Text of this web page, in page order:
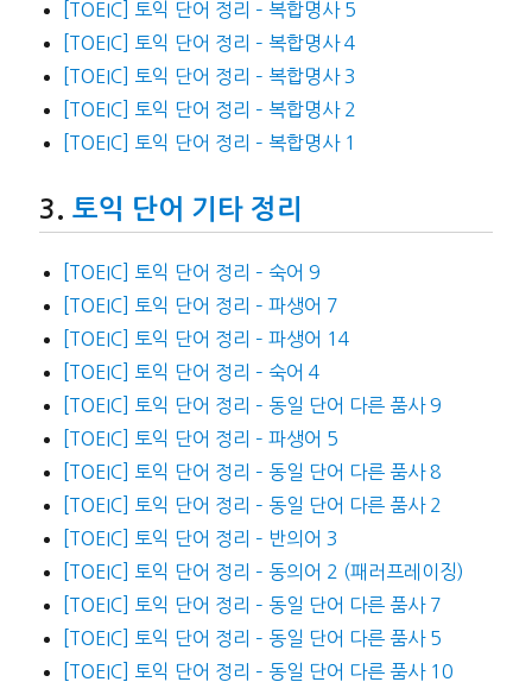
[TOEIC] 토익 단어 정리 – 복합명사 5
[TOEIC] 토익 단어 정리 – 복합명사 4
[TOEIC] 토익 단어 정리 – 복합명사 3
[TOEIC] 토익 단어 정리 – 복합명사 2
[TOEIC] 토익 단어 정리 – 복합명사 1
토익 단어 기타 정리
[TOEIC] 토익 단어 정리 – 숙어 9
[TOEIC] 토익 단어 정리 – 파생어 7
[TOEIC] 토익 단어 정리 – 파생어 14
[TOEIC] 토익 단어 정리 – 숙어 4
[TOEIC] 토익 단어 정리 – 동일 단어 다른 품사 9
[TOEIC] 토익 단어 정리 – 파생어 5
[TOEIC] 토익 단어 정리 – 동일 단어 다른 품사 8
[TOEIC] 토익 단어 정리 – 동일 단어 다른 품사 2
[TOEIC] 토익 단어 정리 – 반의어 3
[TOEIC] 토익 단어 정리 – 동의어 2 (패러프레이징)
[TOEIC] 토익 단어 정리 – 동일 단어 다른 품사 7
[TOEIC] 토익 단어 정리 – 동일 단어 다른 품사 5
[TOEIC] 토익 단어 정리 – 동일 단어 다른 품사 10